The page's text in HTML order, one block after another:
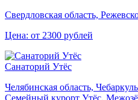
Свердловская область,
Цена: от 2300 рублей
Санаторий Утёс
Челябинская область,
Семейный курорт Утёс,